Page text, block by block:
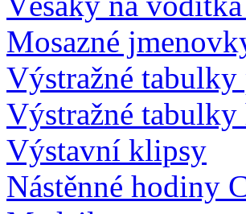
Mosazné
Výstražné tabulky
Výstražné
Výstavní klipsy
Nástěnné hodiny